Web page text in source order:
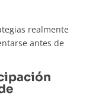
realmente
antes de